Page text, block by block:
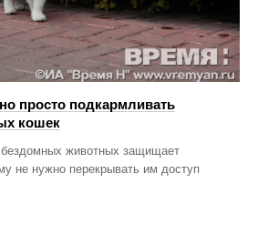
просто подкармливать
кошек
бездомных животных защищает
не нужно перекрывать им доступ